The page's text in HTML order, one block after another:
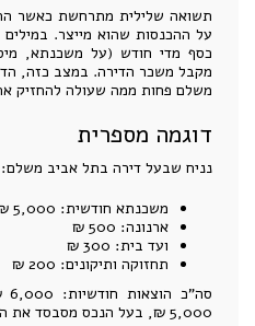
תשואה שלילית מתרחשת כאשר
על ההכנסות שהוא מייצר.
כסף מדי חודש (על משכנתא,
מקבל משכר הדירה. במצב כזה,
משלם פחות ממה שעולה להחזיק
דוגמה מספרית
נניח שבעל דירה בתל אביב משלם:
משכנתא חודשית: 5,000 ₪
ארנונה: 500 ₪
ועד בית: 300 ₪
תחזוקה ותיקונים: 200 ₪
5,000 ₪, בעל הנכס מסבסד את הדייר ב-1,000 ₪ מדי חודש.